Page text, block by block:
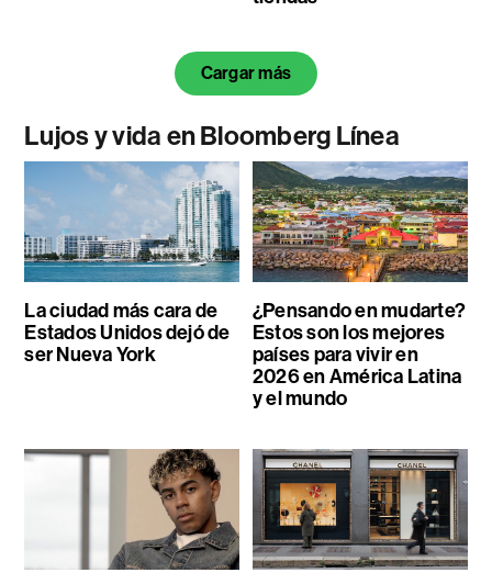
Cargar más
Lujos y vida en Bloomberg Línea
La ciudad más cara de
Estados Unidos dejó de
ser Nueva York
¿Pensando en mudarte?
Estos son los mejores
países para vivir en
2026 en América Latina
y el mundo